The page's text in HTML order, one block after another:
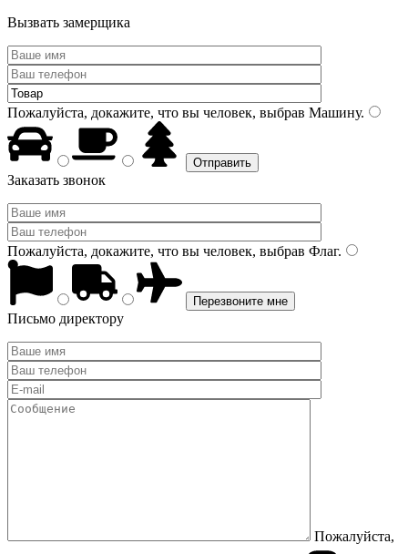
Вызвать замерщика
Пожалуйста, докажите, что вы человек, выбрав Машину.
Заказать звонок
Пожалуйста, докажите, что вы человек, выбрав Флаг.
Письмо директору
Пожалуйста,